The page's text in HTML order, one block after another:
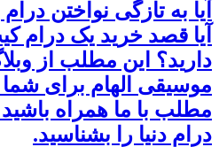
آیا به تازگی نواختن
آیا قصد خرید یک درام
دارید؟ این مطلب از
موسیقی الهام برای
مطلب با ما همراه باشید
درام دنیا را بشناسید.